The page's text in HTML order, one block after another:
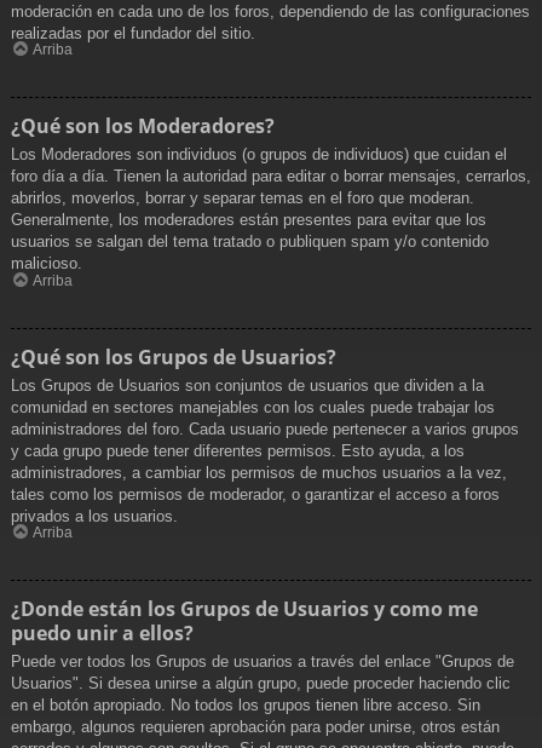
moderación en cada uno de los foros, dependiendo de las configuraciones
realizadas por el fundador del sitio.
Arriba
¿Qué son los Moderadores?
Los Moderadores son individuos (o grupos de individuos) que cuidan el
foro día a día. Tienen la autoridad para editar o borrar mensajes, cerrarlos,
abrirlos, moverlos, borrar y separar temas en el foro que moderan.
Generalmente, los moderadores están presentes para evitar que los
usuarios se salgan del tema tratado o publiquen spam y/o contenido
malicioso.
Arriba
¿Qué son los Grupos de Usuarios?
Los Grupos de Usuarios son conjuntos de usuarios que dividen a la
comunidad en sectores manejables con los cuales puede trabajar los
administradores del foro. Cada usuario puede pertenecer a varios grupos
y cada grupo puede tener diferentes permisos. Esto ayuda, a los
administradores, a cambiar los permisos de muchos usuarios a la vez,
tales como los permisos de moderador, o garantizar el acceso a foros
privados a los usuarios.
Arriba
¿Donde están los Grupos de Usuarios y como me
puedo unir a ellos?
Puede ver todos los Grupos de usuarios a través del enlace "Grupos de
Usuarios". Si desea unirse a algún grupo, puede proceder haciendo clic
en el botón apropiado. No todos los grupos tienen libre acceso. Sin
embargo, algunos requieren aprobación para poder unirse, otros están